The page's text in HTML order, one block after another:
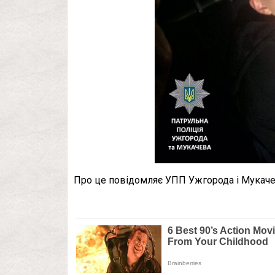
Про це повідомляє УПП Ужгорода і